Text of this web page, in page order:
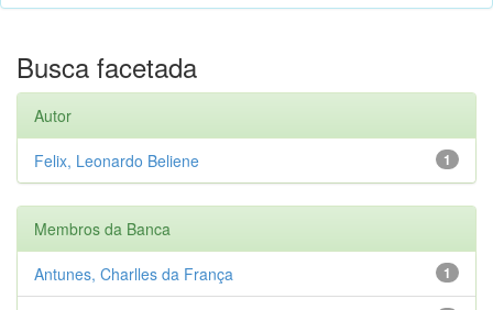
Busca facetada
Autor
1
Felix, Leonardo Beliene
Membros da Banca
1
Antunes, Charlles da França